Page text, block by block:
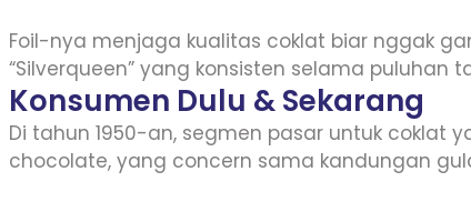
Foil-nya menjaga kualitas coklat biar nggak
“Silverqueen” yang konsisten selama puluhan
Konsumen Dulu & Sekarang
Di tahun 1950-an, segmen pasar untuk coklat
chocolate, yang concern sama kandungan